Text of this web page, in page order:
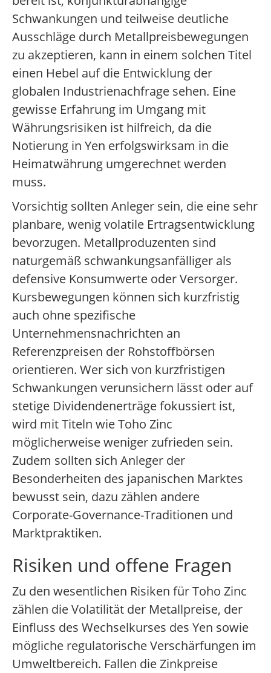
Schwankungen und teilweise deutliche
Ausschläge durch Metallpreisbewegungen
zu akzeptieren, kann in einem solchen Titel
einen Hebel auf die Entwicklung der
globalen Industrienachfrage sehen. Eine
gewisse Erfahrung im Umgang mit
Währungsrisiken ist hilfreich, da die
Notierung in Yen erfolgswirksam in die
Heimatwährung umgerechnet werden
muss.
Vorsichtig sollten Anleger sein, die eine sehr
planbare, wenig volatile Ertragsentwicklung
bevorzugen. Metallproduzenten sind
naturgemäß schwankungsanfälliger als
defensive Konsumwerte oder Versorger.
Kursbewegungen können sich kurzfristig
auch ohne spezifische
Unternehmensnachrichten an
Referenzpreisen der Rohstoffbörsen
orientieren. Wer sich von kurzfristigen
Schwankungen verunsichern lässt oder auf
stetige Dividendenerträge fokussiert ist,
wird mit Titeln wie Toho Zinc
möglicherweise weniger zufrieden sein.
Zudem sollten sich Anleger der
Besonderheiten des japanischen Marktes
bewusst sein, dazu zählen andere
Corporate-Governance-Traditionen und
Marktpraktiken.
Risiken und offene Fragen
Zu den wesentlichen Risiken für Toho Zinc
zählen die Volatilität der Metallpreise, der
Einfluss des Wechselkurses des Yen sowie
mögliche regulatorische Verschärfungen im
Umweltbereich. Fallen die Zinkpreise